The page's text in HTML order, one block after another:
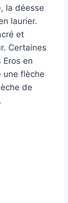
la déesse
laurier.
et
Certaines
Eros en
une flèche
de